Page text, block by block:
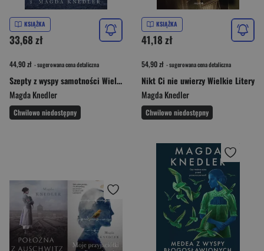
KSIĄŻKA
33,68 zł
44,90 zł - sugerowana cena detaliczna
Szepty z wyspy samotności Wielkie Litery
Magda Knedler
Chwilowo niedostępny
KSIĄŻKA
41,18 zł
54,90 zł - sugerowana cena detaliczna
Nikt Ci nie uwierzy Wielkie Litery
Magda Knedler
Chwilowo niedostępny